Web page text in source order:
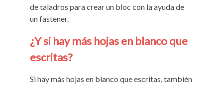
de taladros para crear un bloc con la ayuda de
un fastener.
¿Y si hay más hojas en blanco que
escritas?
Si hay más hojas en blanco que escritas, también